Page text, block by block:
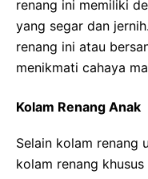
renang ini memiliki
yang segar dan
renang ini atau
menikmati cahaya
Kolam Renang Anak
Selain kolam renang
kolam renang